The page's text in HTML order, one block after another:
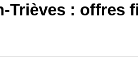
Trièves : offres